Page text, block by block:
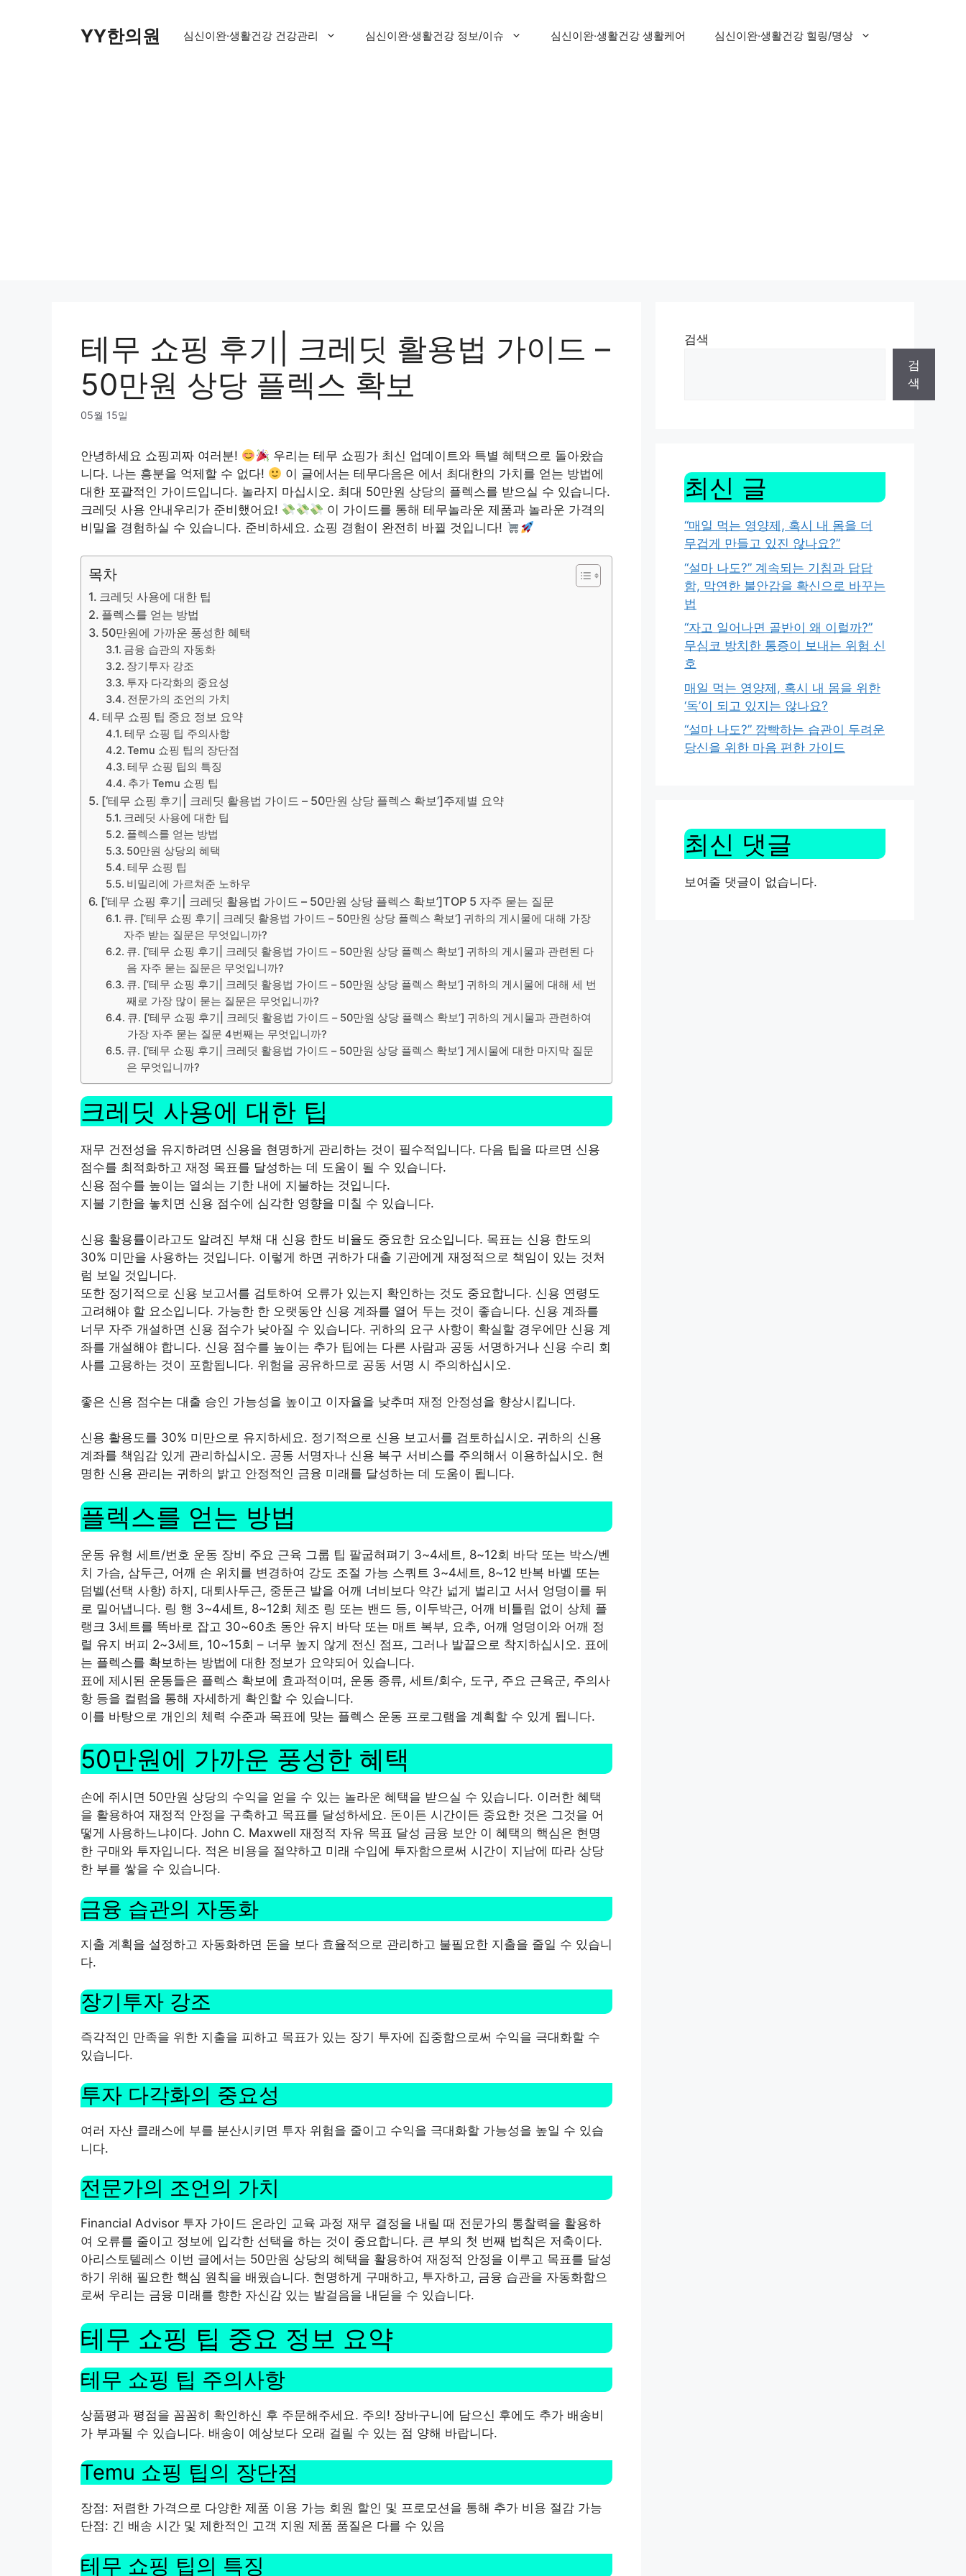
YY한의원 심신이완·생활건강 건강관리 심신이완·생활건강 정보/이슈 심신이완·생활건강 생활케어 심신이완·생활건강 힐링/명상
테무 쇼핑 후기| 크레딧 활용법 가이드 –
50만원 상당 플렉스 확보
05월 15일
안녕하세요 쇼핑괴짜 여러분! 우리는 테무 쇼핑가 최신 업데이트와 특별 혜택으로 돌아왔습
니다. 나는 흥분을 억제할 수 없다!
이 글에서는테무다음은 에서 최대한의 가치를 얻는 방법에
대한 포괄적인 가이드입니다. 놀라지 마십시오. 최대 50만원 상당의 플렉스를 받으실 수 있습니다.
크레딧 사용 안내 우리가 준비했어요! 이 가이드를 통해테무놀라운 제품과 놀라운 가격의
비밀을 경험하실 수 있습니다. 준비하세요. 쇼핑 경험이 완전히 바뀔 것입니다!
목차
크레딧 사용에 대한 팁
플렉스를 얻는 방법
50만원에 가까운 풍성한 혜택
금융 습관의 자동화
장기투자 강조
투자 다각화의 중요성
전문가의 조언의 가치
테무 쇼핑 팁 중요 정보 요약
테무 쇼핑 팁 주의사항
Temu 쇼핑 팁의 장단점
테무 쇼핑 팁의 특징
추가 Temu 쇼핑 팁
[‘테무 쇼핑 후기| 크레딧 활용법 가이드 – 50만원 상당 플렉스 확보’]주제별 요약
크레딧 사용에 대한 팁
플렉스를 얻는 방법
50만원 상당의 혜택
테무 쇼핑 팁
비밀리에 가르쳐준 노하우
[‘테무 쇼핑 후기| 크레딧 활용법 가이드 – 50만원 상당 플렉스 확보’]TOP 5 자주 묻는 질문
큐. [‘테무 쇼핑 후기| 크레딧 활용법 가이드 – 50만원 상당 플렉스 확보’] 귀하의 게시물에 대해 가장
자주 받는 질문은 무엇입니까?
큐. [‘테무 쇼핑 후기| 크레딧 활용법 가이드 – 50만원 상당 플렉스 확보’] 귀하의 게시물과 관련된 다
음 자주 묻는 질문은 무엇입니까?
큐. [‘테무 쇼핑 후기| 크레딧 활용법 가이드 – 50만원 상당 플렉스 확보’] 귀하의 게시물에 대해 세 번
째로 가장 많이 묻는 질문은 무엇입니까?
큐. [‘테무 쇼핑 후기| 크레딧 활용법 가이드 – 50만원 상당 플렉스 확보’] 귀하의 게시물과 관련하여
가장 자주 묻는 질문 4번째는 무엇입니까?
큐. [‘테무 쇼핑 후기| 크레딧 활용법 가이드 – 50만원 상당 플렉스 확보’] 게시물에 대한 마지막 질문
은 무엇입니까?
크레딧 사용에 대한 팁
재무 건전성을 유지하려면 신용을 현명하게 관리하는 것이 필수적입니다. 다음 팁을 따르면 신용
점수를 최적화하고 재정 목표를 달성하는 데 도움이 될 수 있습니다.
신용 점수를 높이는 열쇠는 기한 내에 지불하는 것입니다.
지불 기한을 놓치면 신용 점수에 심각한 영향을 미칠 수 있습니다.
신용 활용률이라고도 알려진 부채 대 신용 한도 비율도 중요한 요소입니다. 목표는 신용 한도의
30% 미만을 사용하는 것입니다. 이렇게 하면 귀하가 대출 기관에게 재정적으로 책임이 있는 것처
럼 보일 것입니다.
또한 정기적으로 신용 보고서를 검토하여 오류가 있는지 확인하는 것도 중요합니다. 신용 연령도
고려해야 할 요소입니다. 가능한 한 오랫동안 신용 계좌를 열어 두는 것이 좋습니다. 신용 계좌를
너무 자주 개설하면 신용 점수가 낮아질 수 있습니다. 귀하의 요구 사항이 확실할 경우에만 신용 계
좌를 개설해야 합니다. 신용 점수를 높이는 추가 팁에는 다른 사람과 공동 서명하거나 신용 수리 회
사를 고용하는 것이 포함됩니다. 위험을 공유하므로 공동 서명 시 주의하십시오.
좋은 신용 점수는 대출 승인 가능성을 높이고 이자율을 낮추며 재정 안정성을 향상시킵니다.
신용 활용도를 30% 미만으로 유지하세요. 정기적으로 신용 보고서를 검토하십시오. 귀하의 신용
계좌를 책임감 있게 관리하십시오. 공동 서명자나 신용 복구 서비스를 주의해서 이용하십시오. 현
명한 신용 관리는 귀하의 밝고 안정적인 금융 미래를 달성하는 데 도움이 됩니다.
플렉스를 얻는 방법
운동 유형 세트/번호 운동 장비 주요 근육 그룹 팁 팔굽혀펴기 3~4세트, 8~12회 바닥 또는 박스/벤
치 가슴, 삼두근, 어깨 손 위치를 변경하여 강도 조절 가능 스쿼트 3~4세트, 8~12 반복 바벨 또는
덤벨(선택 사항) 하지, 대퇴사두근, 중둔근 발을 어깨 너비보다 약간 넓게 벌리고 서서 엉덩이를 뒤
로 밀어냅니다. 링 행 3~4세트, 8~12회 체조 링 또는 밴드 등, 이두박근, 어깨 비틀림 없이 상체 플
랭크 3세트를 똑바로 잡고 30~60초 동안 유지 바닥 또는 매트 복부, 요추, 어깨 엉덩이와 어깨 정
렬 유지 버피 2~3세트, 10~15회 – 너무 높지 않게 전신 점프, 그러나 발끝으로 착지하십시오. 표에
는 플렉스를 확보하는 방법에 대한 정보가 요약되어 있습니다.
표에 제시된 운동들은 플렉스 확보에 효과적이며, 운동 종류, 세트/회수, 도구, 주요 근육군, 주의사
항 등을 컬럼을 통해 자세하게 확인할 수 있습니다.
이를 바탕으로 개인의 체력 수준과 목표에 맞는 플렉스 운동 프로그램을 계획할 수 있게 됩니다.
50만원에 가까운 풍성한 혜택
손에 쥐시면 50만원 상당의 수익을 얻을 수 있는 놀라운 혜택을 받으실 수 있습니다. 이러한 혜택
을 활용하여 재정적 안정을 구축하고 목표를 달성하세요. 돈이든 시간이든 중요한 것은 그것을 어
떻게 사용하느냐이다. John C. Maxwell 재정적 자유 목표 달성 금융 보안 이 혜택의 핵심은 현명
한 구매와 투자입니다. 적은 비용을 절약하고 미래 수입에 투자함으로써 시간이 지남에 따라 상당
한 부를 쌓을 수 있습니다.
금융 습관의 자동화
지출 계획을 설정하고 자동화하면 돈을 보다 효율적으로 관리하고 불필요한 지출을 줄일 수 있습니
다.
장기투자 강조
즉각적인 만족을 위한 지출을 피하고 목표가 있는 장기 투자에 집중함으로써 수익을 극대화할 수
있습니다.
투자 다각화의 중요성
여러 자산 클래스에 부를 분산시키면 투자 위험을 줄이고 수익을 극대화할 가능성을 높일 수 있습
니다.
전문가의 조언의 가치
Financial Advisor 투자 가이드 온라인 교육 과정 재무 결정을 내릴 때 전문가의 통찰력을 활용하
여 오류를 줄이고 정보에 입각한 선택을 하는 것이 중요합니다. 큰 부의 첫 번째 법칙은 저축이다.
아리스토텔레스 이번 글에서는 50만원 상당의 혜택을 활용하여 재정적 안정을 이루고 목표를 달성
하기 위해 필요한 핵심 원칙을 배웠습니다. 현명하게 구매하고, 투자하고, 금융 습관을 자동화함으
로써 우리는 금융 미래를 향한 자신감 있는 발걸음을 내딛을 수 있습니다.
테무 쇼핑 팁 중요 정보 요약
테무 쇼핑 팁 주의사항
상품평과 평점을 꼼꼼히 확인하신 후 주문해주세요. 주의! 장바구니에 담으신 후에도 추가 배송비
가 부과될 수 있습니다. 배송이 예상보다 오래 걸릴 수 있는 점 양해 바랍니다.
Temu 쇼핑 팁의 장단점
장점: 저렴한 가격으로 다양한 제품 이용 가능 회원 할인 및 프로모션을 통해 추가 비용 절감 가능
단점: 긴 배송 시간 및 제한적인 고객 지원 제품 품질은 다를 수 있음
테무 쇼핑 팁의 특징
검색
검
색
최신 글
“매일 먹는 영양제, 혹시 내 몸을 더
무겁게 만들고 있진 않나요?”
“설마 나도?” 계속되는 기침과 답답
함, 막연한 불안감을 확신으로 바꾸는
법
“자고 일어나면 골반이 왜 이럴까?”
무심코 방치한 통증이 보내는 위험 신
호
매일 먹는 영양제, 혹시 내 몸을 위한
‘독’이 되고 있지는 않나요?
“설마 나도?” 깜빡하는 습관이 두려운
당신을 위한 마음 편한 가이드
최신 댓글
보여줄 댓글이 없습니다.